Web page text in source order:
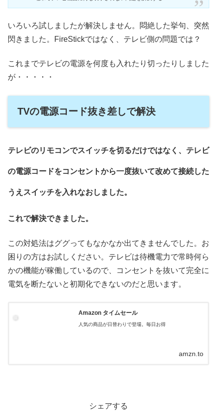
いろいろ試しましたが解決しません。悶絶した挙句、突然
閃きました。FireStickではなく、テレビ側の問題では？
これまでテレビの電源を何度も入れたり切ったりしました
が・・・・・
TVの電源コード抜き差しで解決
テレビのリモコンでスイッチを切るだけではなく、テレビ
の電源コードをコンセントから一度抜いて改めて接続した
うえスイッチを入れなおしました。
これで解決できました。
この対処法はググってもなかなか出てきませんでした。お
困りの方はお試しください。テレビは待機電力で常時何ら
かの機能が稼働しているので、コンセントを抜いて完全に
電気を断たないと初期化できないのだと思います。
Amazon タイムセール
人気の商品が日替わりで登場。毎日お得
amzn.to
シェアする